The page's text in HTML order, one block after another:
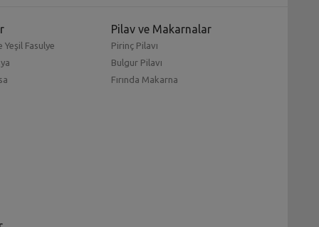
Yeşil Fasulye
Pilav ve Makarnalar
Pirinç Pilavı
Bulgur Pilavı
Fırında Makarna